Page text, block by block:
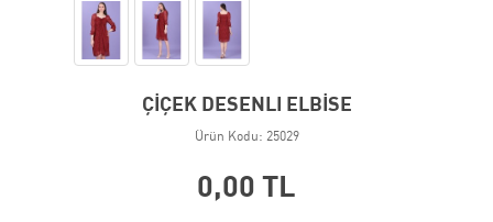
ÇİÇEK DESENLI ELBİSE
Ürün Kodu: 25029
0,00 TL